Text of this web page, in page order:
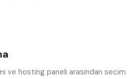
ve hosting paneli arasindan secim